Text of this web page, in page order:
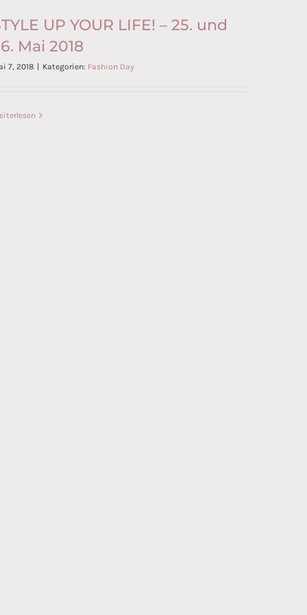
STYLE UP YOUR LIFE! – 25. und
UP YOUR LIFE! – 25. und
Mai 2018
7, 2018 Kategorien: Fashion Day